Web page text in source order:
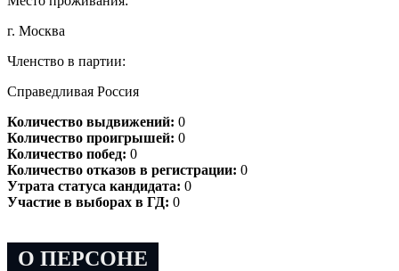
г. Москва
Членство в партии:
Справедливая Россия
Количество выдвижений: 0
Количество проигрышей: 0
Количество побед: 0
Количество отказов в регистрации: 0
Утрата статуса кандидата: 0
Участие в выборах в ГД: 0
О ПЕРСОНЕ